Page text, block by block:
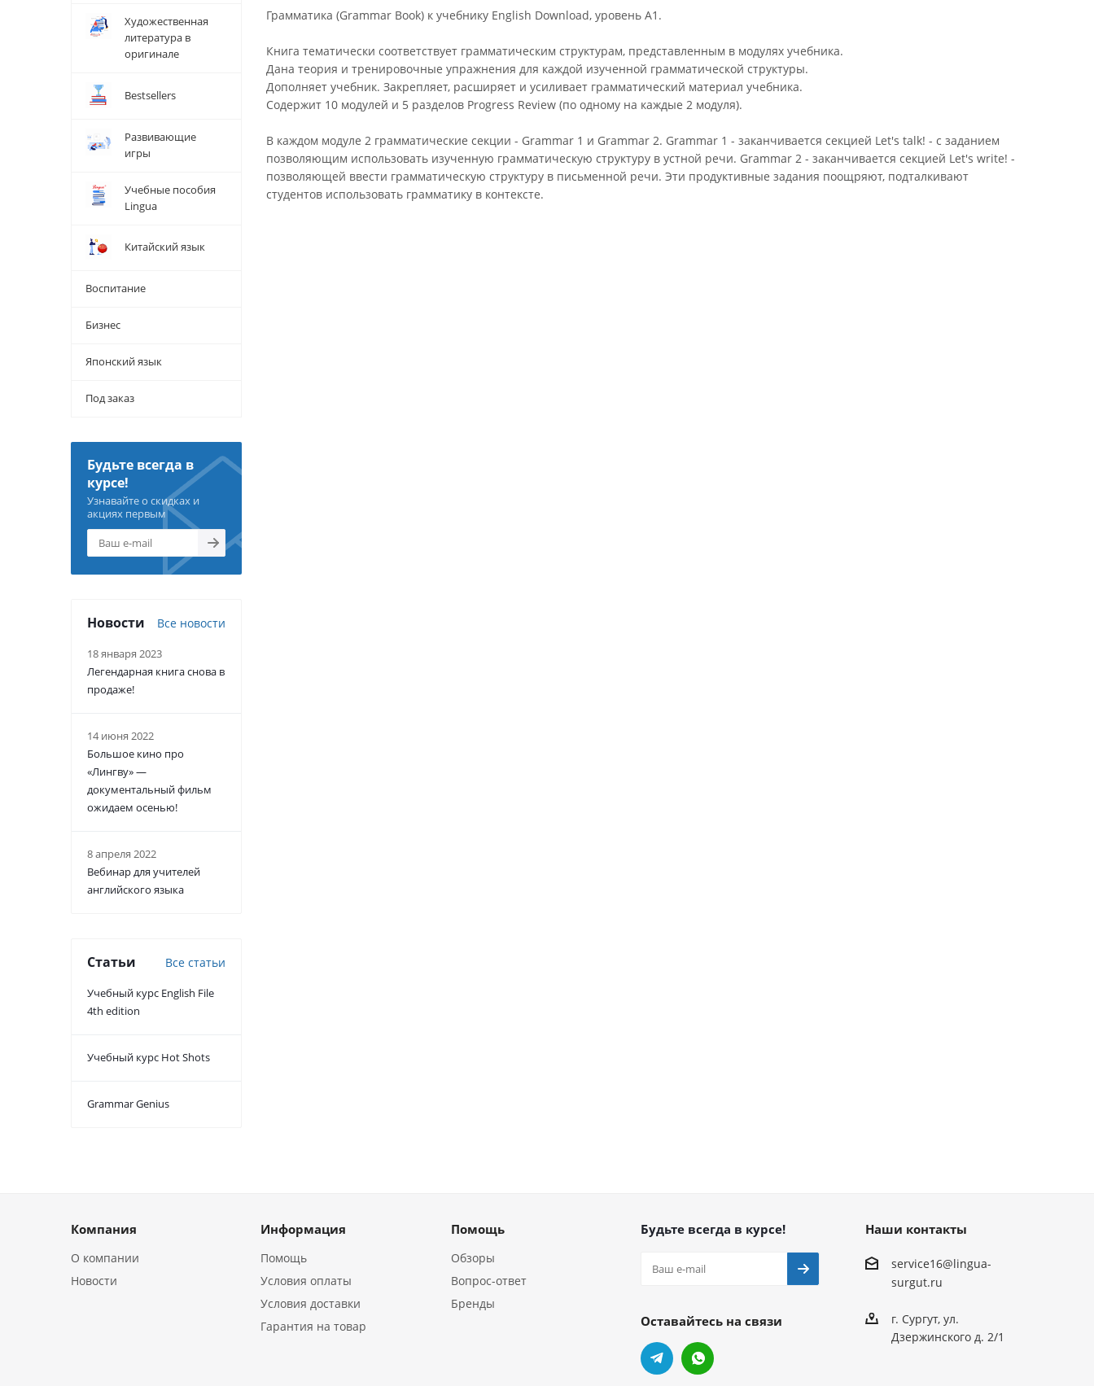
Грамматика (Grammar Book) к учебнику English Download, уровень A1.
Книга тематически соответствует грамматическим структурам, представленным в модулях учебника.
Дана теория и тренировочные упражнения для каждой изученной грамматической структуры.
Дополняет учебник. Закрепляет, расширяет и усиливает грамматический материал учебника.
Содержит 10 модулей и 5 разделов Progress Review (по одному на каждые 2 модуля).
В каждом модуле 2 грамматические секции - Grammar 1 и Grammar 2. Grammar 1 - заканчивается секцией Let's talk! - с заданием
позволяющим использовать изученную грамматическую структуру в устной речи. Grammar 2 - заканчивается секцией Let's write! -
позволяющей ввести грамматическую структуру в письменной речи. Эти продуктивные задания поощряют, подталкивают
студентов использовать грамматику в контексте.
Художественная
литература в
оригинале
Bestsellers
Развивающие
игры
Учебные пособия
Lingua
Китайский язык
Воспитание
Бизнес
Японский язык
Под заказ
Будьте всегда в
курсе!
Узнавайте о скидках и
акциях первым
Новости Все новости
18 января 2023
Легендарная книга снова в
продаже!
14 июня 2022
Большое кино про
«Лингву» —
документальный фильм
ожидаем осенью!
8 апреля 2022
Вебинар для учителей
английского языка
Статьи Все статьи
Учебный курс English File
4th edition
Учебный курс Hot Shots
Grammar Genius
Компания
О компании
Новости
Информация
Помощь
Условия оплаты
Условия доставки
Гарантия на товар
Помощь
Обзоры
Вопрос-ответ
Бренды
Будьте всегда в курсе!
Оставайтесь на связи
Наши контакты
service16@lingua-
surgut.ru
г. Сургут,ул.
Дзержинского д. 2/1